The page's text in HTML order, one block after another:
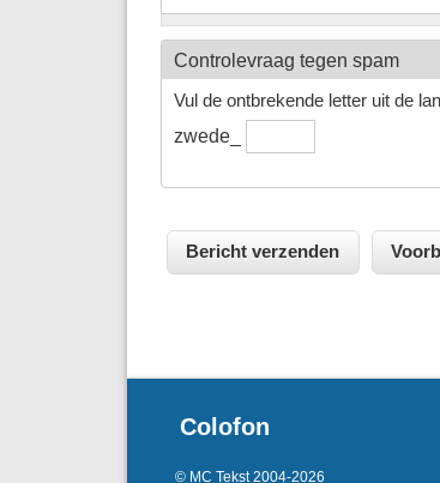
Controlevraag tegen spam
Vul de ontbrekende letter uit de
zwede_
Colofon
© MC Tekst 2004-2026